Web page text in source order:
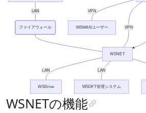
LAN
VPN
VPN
LAN LAN
ファイアウォール
WSNET
WSWANユーザー
WSDrive WSOFT管理システム
WSNETの機能